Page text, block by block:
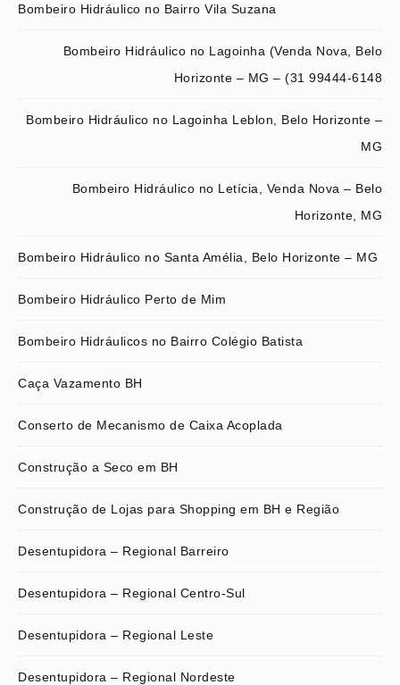
Bombeiro Hidráulico no Bairro Vila Suzana
Bombeiro Hidráulico no Lagoinha (Venda Nova, Belo
Horizonte – MG – (31 99444-6148
Bombeiro Hidráulico no Lagoinha Leblon, Belo Horizonte –
MG
Bombeiro Hidráulico no Letícia, Venda Nova – Belo
Horizonte, MG
Bombeiro Hidráulico no Santa Amélia, Belo Horizonte – MG
Bombeiro Hidráulico Perto de Mim
Bombeiro Hidráulicos no Bairro Colégio Batista
Caça Vazamento BH
Conserto de Mecanismo de Caixa Acoplada
Construção a Seco em BH
Construção de Lojas para Shopping em BH e Região
Desentupidora – Regional Barreiro
Desentupidora – Regional Centro-Sul
Desentupidora – Regional Leste
Desentupidora – Regional Nordeste